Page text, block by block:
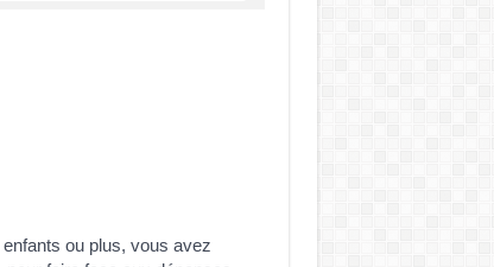
ou plus, vous avez